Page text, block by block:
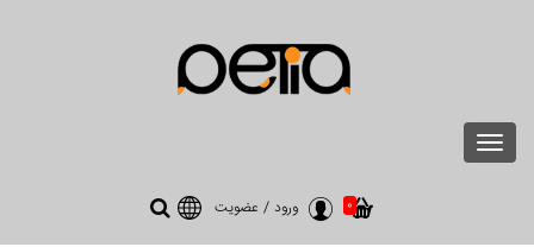
Toggle
navigation
0 ورود / عضویت